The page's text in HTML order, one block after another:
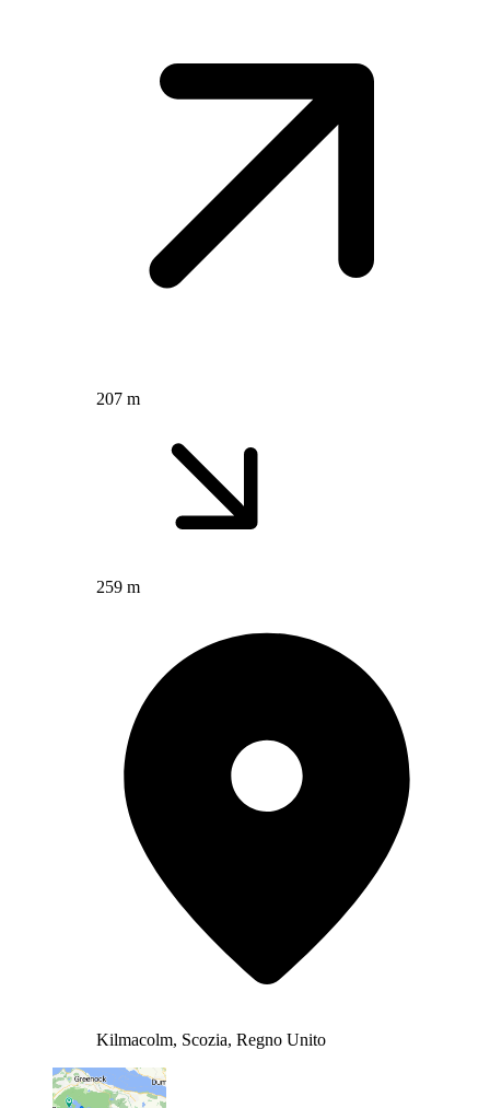
207 m
259 m
Kilmacolm, Scozia, Regno Unito